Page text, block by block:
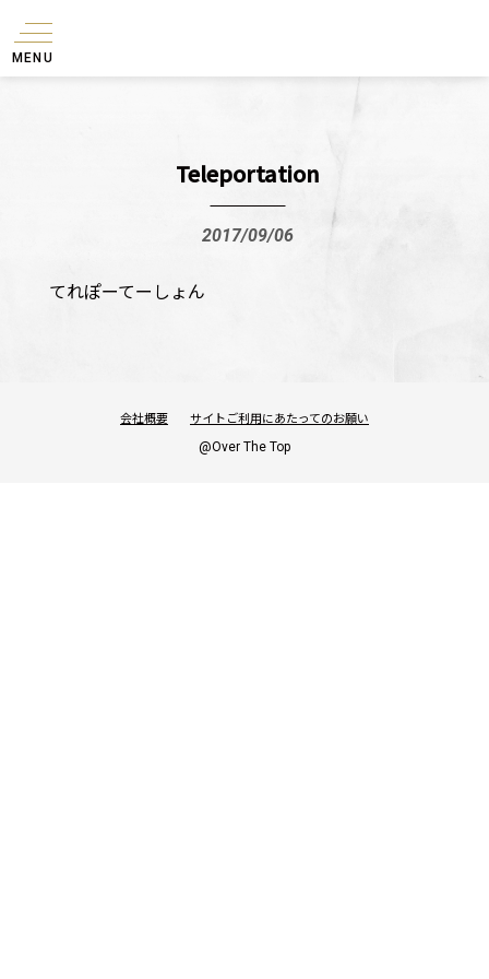
MENU
Teleportation
2017/09/06
てれぽーてーしょん
会社概要 サイトご利用にあたってのお願い
@Over The Top